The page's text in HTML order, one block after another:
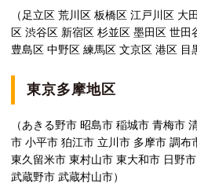
（足立区 荒川区 板橋区 江戸川区 大
区 渋谷区 新宿区 杉並区 墨田区 世
豊島区 中野区 練馬区 文京区 港区 目
東京多摩地区
（あきる野市 昭島市 稲城市 青梅市
市 小平市 狛江市 立川市 多摩市 調布
東久留米市 東村山市 東大和市 日野
武蔵野市 武蔵村山市）